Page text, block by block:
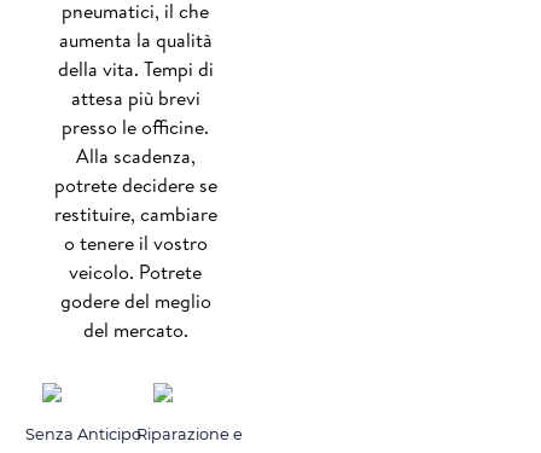
pneumatici, il che
aumenta la qualità
della vita. Tempi di
attesa più brevi
presso le officine.
Alla scadenza,
potrete decidere se
restituire, cambiare
o tenere il vostro
veicolo. Potrete
godere del meglio
del mercato.
Senza AnticipoRiparazione e